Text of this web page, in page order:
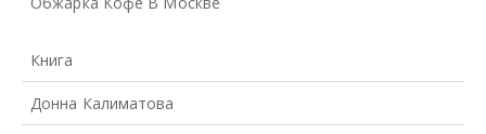
Книга
Донна Калиматова